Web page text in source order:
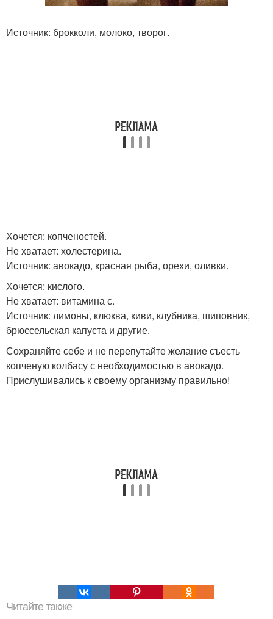
Источник: брокколи, молоко, творог.
Хочется: копченостей.
Не хватает: холестерина.
Источник: авокадо, красная рыба, орехи, оливки.
Хочется: кислого.
Не хватает: витамина с.
Источник: лимоны, клюква, киви, клубника, шиповник,
брюссельская капуста и другие.
Сохраняйте себе и не перепутайте желание съесть
копченую колбасу с необходимостью в авокадо.
Прислушивались к своему организму правильно!
Читайте также